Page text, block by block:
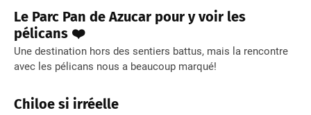
Le Parc Pan de Azucar pour y voir les
pélicans ❤️
Une destination hors des sentiers battus, mais la rencontre
avec les pélicans nous a beaucoup marqué!
Chiloe si irréelle